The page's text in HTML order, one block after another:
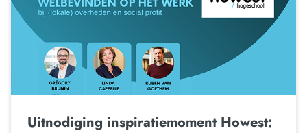
Uitnodiging inspiratiemoment Howest: